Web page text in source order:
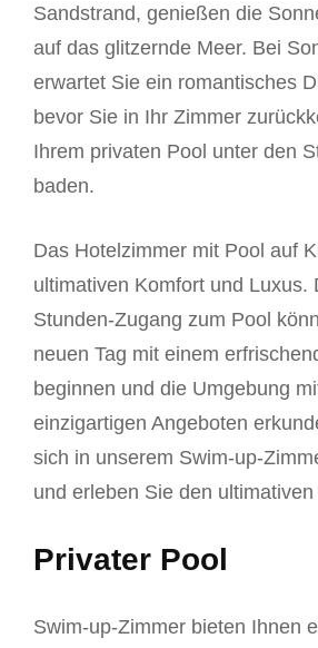
Sandstrand, genießen die
auf das glitzernde Meer. Bei
erwartet Sie ein romantisches
bevor Sie in Ihr Zimmer
Ihrem privaten Pool unter den
baden.
Das Hotelzimmer mit Pool auf
ultimativen Komfort und Luxus.
Stunden-Zugang zum Pool
neuen Tag mit einem
beginnen und die Umgebung
einzigartigen Angeboten
sich in unserem Swim-up-
und erleben Sie den ultimativen
Privater Pool
Swim-up-Zimmer bieten Ihnen